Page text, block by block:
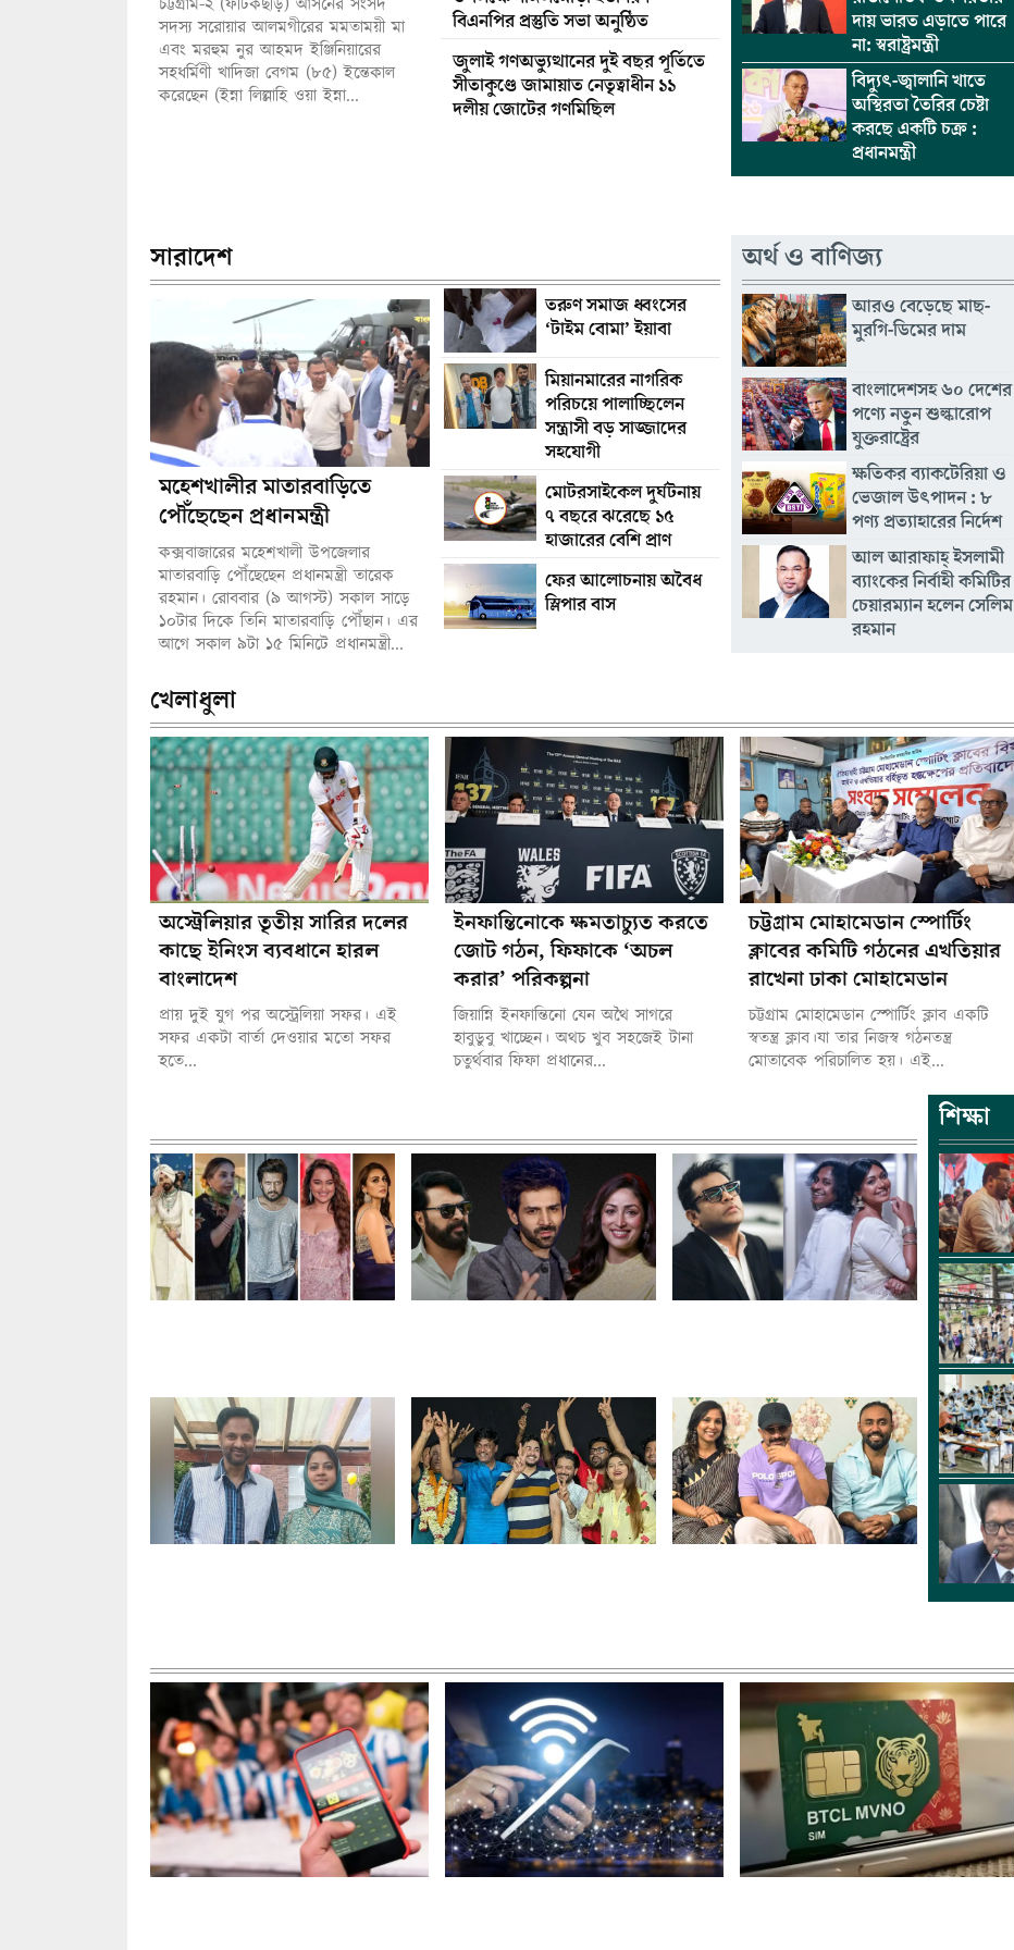
সদস্য সরোয়ার আলমগীরের মমতাময়ী মা
এবং মরহুম নুর আহমদ ইঞ্জিনিয়ারের
সহধর্মিণী খাদিজা বেগম (৮৫) ইন্তেকাল
করেছেন (ইন্না লিল্লাহি ওয়া ইন্না...
বিএনপির প্রস্তুতি সভা অনুষ্ঠিত
জুলাই গণঅভ্যুত্থানের দুই বছর পূর্তিতে
সীতাকুণ্ডে জামায়াত নেতৃত্বাধীন ১১
দলীয় জোটের গণমিছিল
দায় ভারত এড়াতে পারে
না: স্বরাষ্ট্রমন্ত্রী
বিদ্যুৎ-জ্বালানি খাতে
অস্থিরতা তৈরির চেষ্টা
করছে একটি চক্র :
প্রধানমন্ত্রী
সারাদেশ
মহেশখালীর মাতারবাড়িতে
পৌঁছেছেন প্রধানমন্ত্রী
কক্সবাজারের মহেশখালী উপজেলার
মাতারবাড়ি পৌঁছেছেন প্রধানমন্ত্রী তারেক
রহমান। রোববার (৯ আগস্ট) সকাল সাড়ে
১০টার দিকে তিনি মাতারবাড়ি পৌঁছান। এর
আগে সকাল ৯টা ১৫ মিনিটে প্রধানমন্ত্রী...
তরুণ সমাজ ধ্বংসের
‘টাইম বোমা’ ইয়াবা
মিয়ানমারের নাগরিক
পরিচয়ে পালাচ্ছিলেন
সন্ত্রাসী বড় সাজ্জাদের
সহযোগী
মোটরসাইকেল দুর্ঘটনায়
৭ বছরে ঝরেছে ১৫
হাজারের বেশি প্রাণ
ফের আলোচনায় অবৈধ
স্লিপার বাস
অর্থ ও বাণিজ্য
আরও বেড়েছে মাছ-
মুরগি-ডিমের দাম
বাংলাদেশসহ ৬০ দেশের
পণ্যে নতুন শুল্কারোপ
যুক্তরাষ্ট্রের
ক্ষতিকর ব্যাকটেরিয়া ও
ভেজাল উৎপাদন : ৮
পণ্য প্রত্যাহারের নির্দেশ
আল আরাফাহ্ ইসলামী
ব্যাংকের নির্বাহী কমিটির
চেয়ারম্যান হলেন সেলিম
রহমান
খেলাধুলা
অস্ট্রেলিয়ার তৃতীয় সারির দলের
কাছে ইনিংস ব্যবধানে হারল
বাংলাদেশ
প্রায় দুই যুগ পর অস্ট্রেলিয়া সফর। এই
সফর একটা বার্তা দেওয়ার মতো সফর
হতে...
ইনফান্তিনোকে ক্ষমতাচ্যুত করতে
জোট গঠন, ফিফাকে ‘অচল
করার’ পরিকল্পনা
জিয়ান্নি ইনফান্তিনো যেন অথৈ সাগরে
হাবুডুবু খাচ্ছেন। অথচ খুব সহজেই টানা
চতুর্থবার ফিফা প্রধানের...
চট্টগ্রাম মোহামেডান স্পোর্টিং
ক্লাবের কমিটি গঠনের এখতিয়ার
রাখেনা ঢাকা মোহামেডান
চট্টগ্রাম মোহামেডান স্পোর্টিং ক্লাব একটি
স্বতন্ত্র ক্লাব।যা তার নিজস্ব গঠনতন্ত্র
মোতাবেক পরিচালিত হয়। এই...
শিক্ষা